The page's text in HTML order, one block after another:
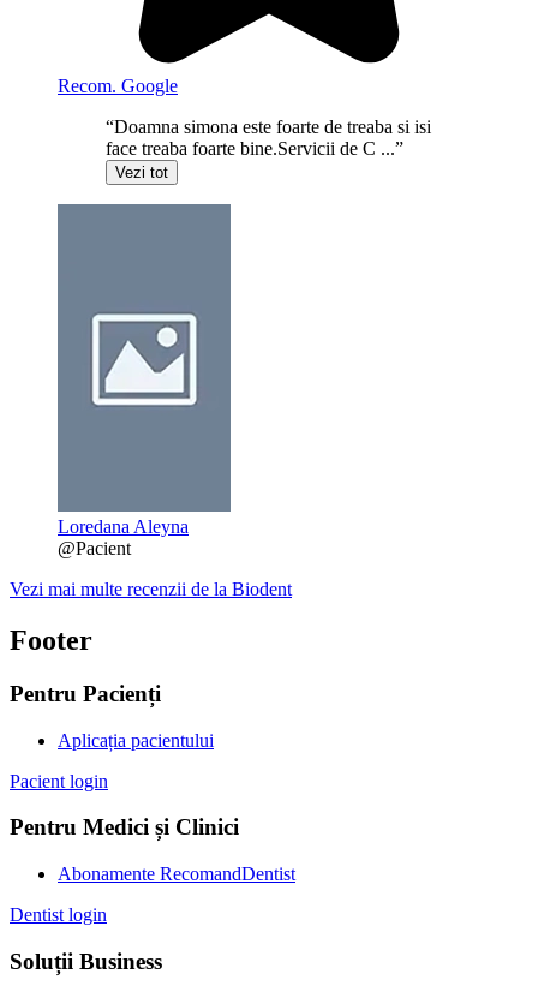
Recom. Google
“Doamna simona este foarte de treaba si isi
face treaba foarte bine.Servicii de C ...”
Vezi tot
Loredana Aleyna
@Pacient
Vezi mai multe recenzii de la Biodent
Footer
Pentru Pacienți
Aplicația pacientului
Pacient login
Pentru Medici și Clinici
Abonamente RecomandDentist
Dentist login
Soluții Business